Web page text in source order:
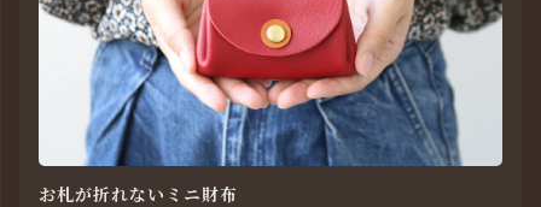
お札が折れないミニ財布